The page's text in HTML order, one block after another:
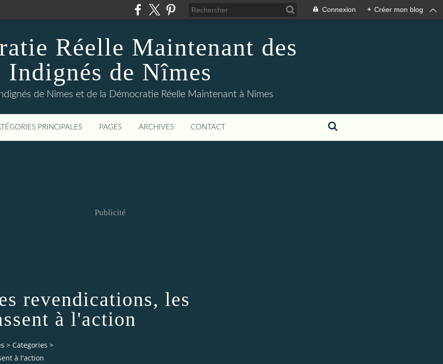
Connexion + Créer mon blog
Réelle Maintenant des
Indignés de Nîmes
de Nimes et de la Démocratie Réelle Maintenant à Nimes
PRINCIPALES PAGES ARCHIVES CONTACT
Publicité
revendications, les
à l'action
> Categories >
à l'action